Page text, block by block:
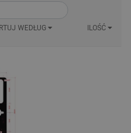
WEDŁUG ILOŚĆ